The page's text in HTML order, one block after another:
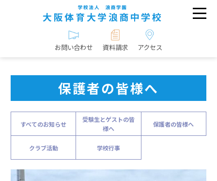
お問い合わせ 資料請求 アクセス
保護者の皆様へ
すべてのお知らせ
受験生とゲストの皆
様へ
保護者の皆様へ
クラブ活動 学校行事